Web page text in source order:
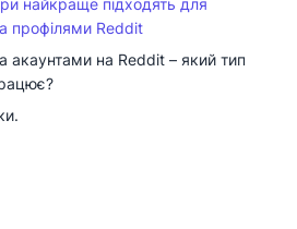
найкраще підходять для
профілями Reddit
акаунтами на Reddit – який тип